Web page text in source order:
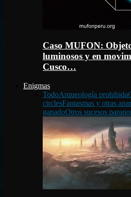
Caso MUFON:
luminosos y en
Cusco…
Enigmas
TodoArqueología prohibida
circlesFantasmas y otras
ganadoOtros sucesos